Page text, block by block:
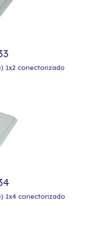
1x2 conectorizado
1x4 conectorizado